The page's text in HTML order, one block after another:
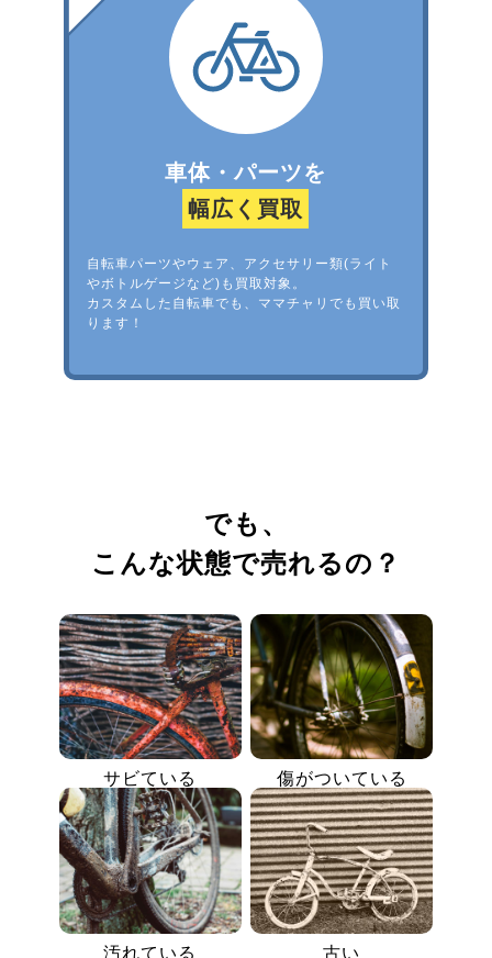
車体・パーツを
幅広く買取
自転車パーツやウェア、アクセサリー類(ライト
やボトルゲージなど)も買取対象。
カスタムした自転車でも、ママチャリでも買い取
ります！
でも、
こんな状態で売れるの？
サビている 傷がついている
汚れている 古い